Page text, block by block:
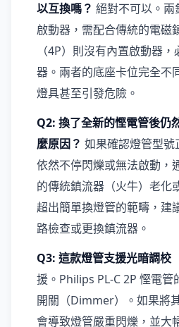
以互換嗎？ 絕對不可以。兩
啟動器，需配合傳統的電磁
（4P）則沒有內置啟動器
器。兩者的底座卡位完全不
燈具甚至引發危險。
Q2: 換了全新的慳電管後仍
麼原因？ 如果確認燈管型號
依然不停閃爍或無法啟動，
的傳統鎮流器（火牛）老化
超出簡單換燈管的範疇，建
路檢查或更換鎮流器。
Q3: 這款燈管支援光暗調校
援。Philips PL-C 2P 慳電
開關（Dimmer）。如果將
會導致燈管嚴重閃爍，並大